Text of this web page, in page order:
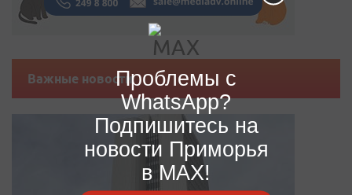
Важные новостиПроблемы с
WhatsApp?
Подпишитесь на
новости Приморья
в MAX!